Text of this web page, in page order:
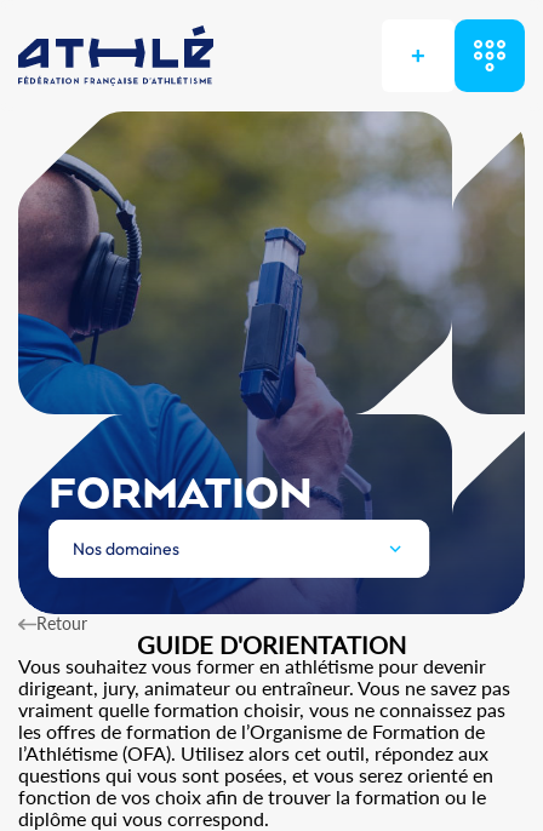
+
FORMATION
Nos domaines
Retour
GUIDE D'ORIENTATION
Vous souhaitez vous former en athlétisme pour devenir
dirigeant, jury, animateur ou entraîneur. Vous ne savez pas
vraiment quelle formation choisir, vous ne connaissez pas
les offres de formation de l’Organisme de Formation de
l’Athlétisme (OFA). Utilisez alors cet outil, répondez aux
questions qui vous sont posées, et vous serez orienté en
fonction de vos choix afin de trouver la formation ou le
diplôme qui vous correspond.